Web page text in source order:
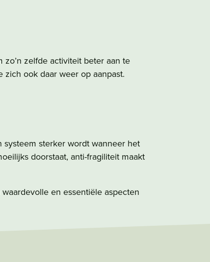
zelfde activiteit beter aan te
ook daar weer op aanpast.
systeem sterker wordt wanneer het
doorstaat, anti-fragiliteit maakt
en essentiële aspecten